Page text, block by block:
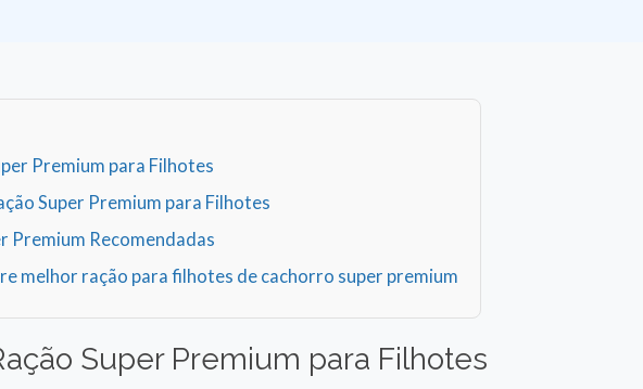
Premium para Filhotes
Super Premium para Filhotes
Premium Recomendadas
melhor ração para filhotes de cachorro super premium
Super Premium para Filhotes